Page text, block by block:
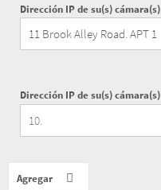
Dirección IP de su(s) cámara(s)
Dirección IP de su(s) cámara(s)